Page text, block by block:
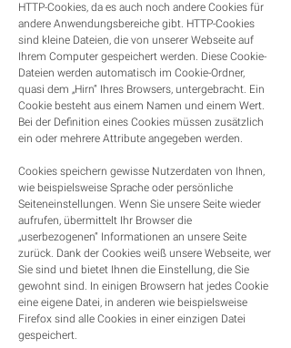
HTTP-Cookies, da es auch noch andere Cookies für
andere Anwendungsbereiche gibt. HTTP-Cookies
sind kleine Dateien, die von unserer Webseite auf
Ihrem Computer gespeichert werden. Diese Cookie-
Dateien werden automatisch im Cookie-Ordner,
quasi dem „Hirn“ Ihres Browsers, untergebracht. Ein
Cookie besteht aus einem Namen und einem Wert.
Bei der Definition eines Cookies müssen zusätzlich
ein oder mehrere Attribute angegeben werden.
Cookies speichern gewisse Nutzerdaten von Ihnen,
wie beispielsweise Sprache oder persönliche
Seiteneinstellungen. Wenn Sie unsere Seite wieder
aufrufen, übermittelt Ihr Browser die
„userbezogenen“ Informationen an unsere Seite
zurück. Dank der Cookies weiß unsere Webseite, wer
Sie sind und bietet Ihnen die Einstellung, die Sie
gewohnt sind. In einigen Browsern hat jedes Cookie
eine eigene Datei, in anderen wie beispielsweise
Firefox sind alle Cookies in einer einzigen Datei
gespeichert.